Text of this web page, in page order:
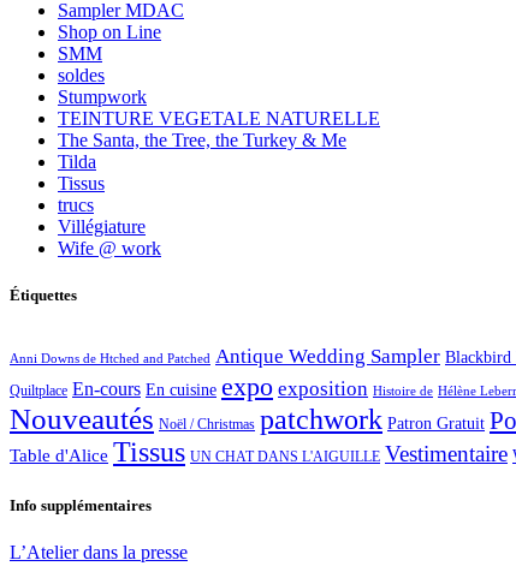
Sampler MDAC
Shop on Line
SMM
soldes
Stumpwork
TEINTURE VEGETALE NATURELLE
The Santa, the Tree, the Turkey & Me
Tilda
Tissus
trucs
Villégiature
Wife @ work
Étiquettes
Anni Downs de Htched and Patched Antique Wedding Sampler Blackbird
Quiltplace En-cours En cuisine expo exposition Histoire de Hélène
Nouveautés Noël / Christmas patchwork Patron Gratuit
Table d'Alice Tissus UN CHAT DANS L'AIGUILLE Vestimentaire
Info supplémentaires
L’Atelier dans la presse